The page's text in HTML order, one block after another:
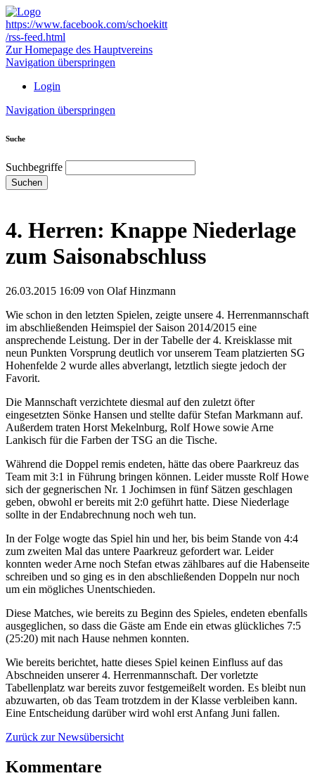
https://www.facebook.com/schoekitt
/rss-feed.html
Zur Homepage des Hauptvereins
Navigation überspringen
Login
Navigation überspringen
Suche
Suchbegriffe
Suchen
4. Herren: Knappe Niederlage
zum Saisonabschluss
26.03.2015 16:09 von Olaf Hinzmann
Wie schon in den letzten Spielen, zeigte unsere 4. Herrenmannschaft
im abschließenden Heimspiel der Saison 2014/2015 eine
ansprechende Leistung. Der in der Tabelle der 4. Kreisklasse mit
neun Punkten Vorsprung deutlich vor unserem Team platzierten SG
Hohenfelde 2 wurde alles abverlangt, letztlich siegte jedoch der
Favorit.
Die Mannschaft verzichtete diesmal auf den zuletzt öfter
eingesetzten Sönke Hansen und stellte dafür Stefan Markmann auf.
Außerdem traten Horst Mekelnburg, Rolf Howe sowie Arne
Lankisch für die Farben der TSG an die Tische.
Während die Doppel remis endeten, hätte das obere Paarkreuz das
Team mit 3:1 in Führung bringen können. Leider musste Rolf Howe
sich der gegnerischen Nr. 1 Jochimsen in fünf Sätzen geschlagen
geben, obwohl er bereits mit 2:0 geführt hatte. Diese Niederlage
sollte in der Endabrechnung noch weh tun.
In der Folge wogte das Spiel hin und her, bis beim Stande von 4:4
zum zweiten Mal das untere Paarkreuz gefordert war. Leider
konnten weder Arne noch Stefan etwas zählbares auf die Habenseite
schreiben und so ging es in den abschließenden Doppeln nur noch
um ein mögliches Unentschieden.
Diese Matches, wie bereits zu Beginn des Spieles, endeten ebenfalls
ausgeglichen, so dass die Gäste am Ende ein etwas glückliches 7:5
(25:20) mit nach Hause nehmen konnten.
Wie bereits berichtet, hatte dieses Spiel keinen Einfluss auf das
Abschneiden unserer 4. Herrenmannschaft. Der vorletzte
Tabellenplatz war bereits zuvor festgemeißelt worden. Es bleibt nun
abzuwarten, ob das Team trotzdem in der Klasse verbleiben kann.
Eine Entscheidung darüber wird wohl erst Anfang Juni fallen.
Zurück zur Newsübersicht
Kommentare